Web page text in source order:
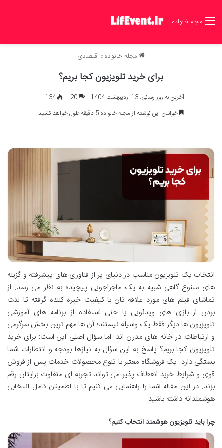
مجله خانواده
مجله خانواده» اقتصادی
برای خرید تلویزیون کجا بریم؟
آخرین به روز رسانی: 13 اردیبهشت 1404 20
134
خواندن این نوشته از مجله خانواده 5 دقیقه طول خواهد کشید
انتخاب یک تلویزیون مناسب در دنیای پر از فناوری های پیشرفته و گزینه
های متنوع گاهی شبیه به یک ماجراجویی پیچیده به نظر می رسد. از
تماشای فیلم های مورد علاقه تان با کیفیت خیره کننده گرفته تا لذت
بردن از بازی های ویدئویی یا حتی استفاده از برنامه های آموزشی
تلویزیون ها دیگر فقط یک وسیله نیستند؛ آن ها مهم ترین بخش سرگرمی
و ارتباطات در خانه های مدرن اند. اما سؤال اصلی این است: برای خرید
تلویزیون کجا بریم؟ پاسخ به این سؤال به نیازها بودجه و انتظارات شما
بستگی دارد. یک فروشگاه معتبر با تنوع محصولات خدمات پس از فروش
قوی و شرایط خرید انعطاف پذیر می تواند تجربه ای متفاوت برایتان رقم
بزند. در این مقاله شما را راهنمایی می کنیم تا با اطمینان کامل انتخابی
هوشمندانه داشته باشید.
چرا باید تلویزیون هوشمند انتخاب کنیم؟